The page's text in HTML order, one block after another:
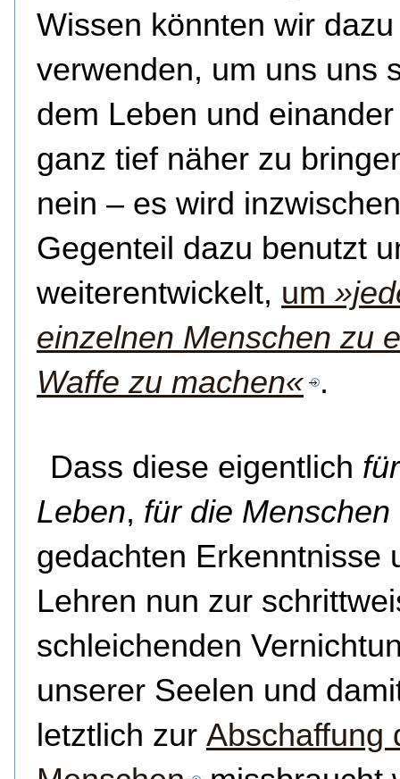
Wissen könnten wir dazu
verwenden, um uns uns
dem Leben und
ganz tief näher zu
nein – es wird
Gegenteil dazu benutzt
weiterentwickelt, um
einzelnen Menschen zu
Waffe zu machen« .
Dass diese eigentlich
Leben, für die Menschen
gedachten Erkenntnisse
Lehren nun zur
schleichenden
unserer Seelen und
letztlich zur Abschaffung